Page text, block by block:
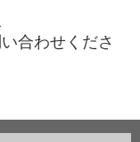
合わせくださ